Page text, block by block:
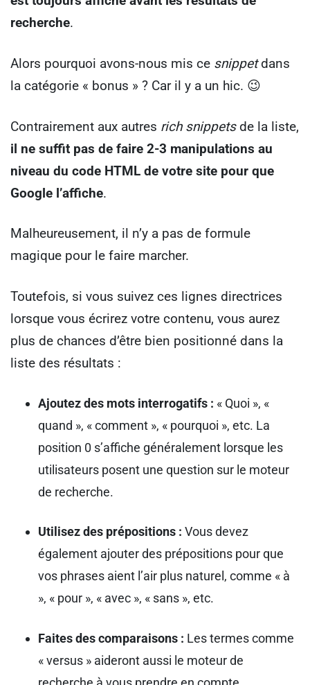
recherche.
Alors pourquoi avons-nous mis ce snippetdans
la catégorie « bonus » ? Car il y a un hic. 😉
Contrairement aux autres rich snippetsde la liste,
il ne suffit pas de faire 2-3 manipulations au
niveau du code HTML de votre site pour que
Google l’affiche.
Malheureusement, il n’y a pas de formule
magique pour le faire marcher.
Toutefois, si vous suivez ces lignes directrices
lorsque vous écrirez votre contenu, vous aurez
plus de chances d’être bien positionné dans la
liste des résultats :
Ajoutez des mots interrogatifs : « Quoi », «
quand », « comment », « pourquoi », etc. La
position 0 s’affiche généralement lorsque les
utilisateurs posent une question sur le moteur
de recherche.
Utilisez des prépositions : Vous devez
également ajouter des prépositions pour que
vos phrases aient l’air plus naturel, comme « à
», « pour », « avec », « sans », etc.
Faites des comparaisons : Les termes comme
« versus » aideront aussi le moteur de